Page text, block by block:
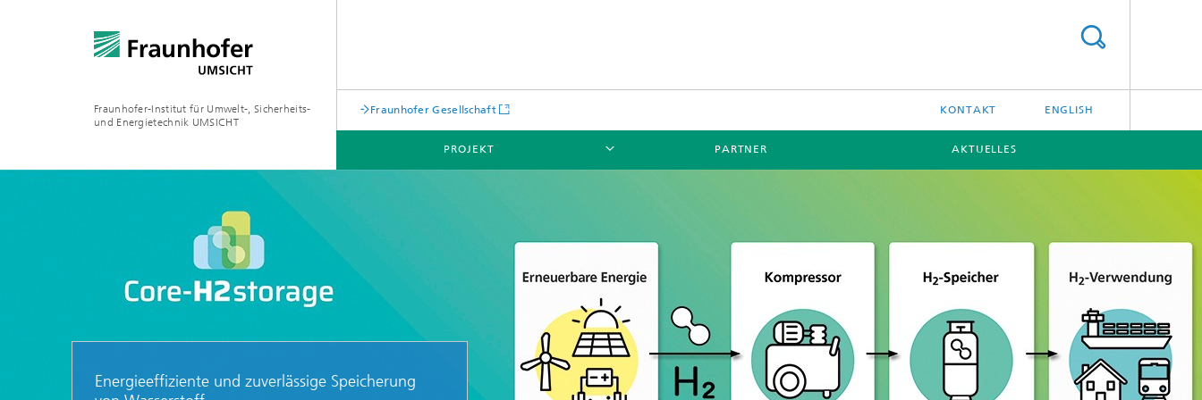
Fraunhofer-Institut für Umwelt-, Sicherheits-
und Energietechnik UMSICHT
Fraunhofer Gesellschaft KONTAKT ENGLISH
PROJEKT PARTNER AKTUELLES
Energieeffiziente und zuverlässige Speicherung